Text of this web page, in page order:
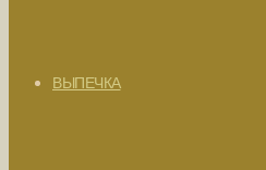
ВЫПЕЧКА